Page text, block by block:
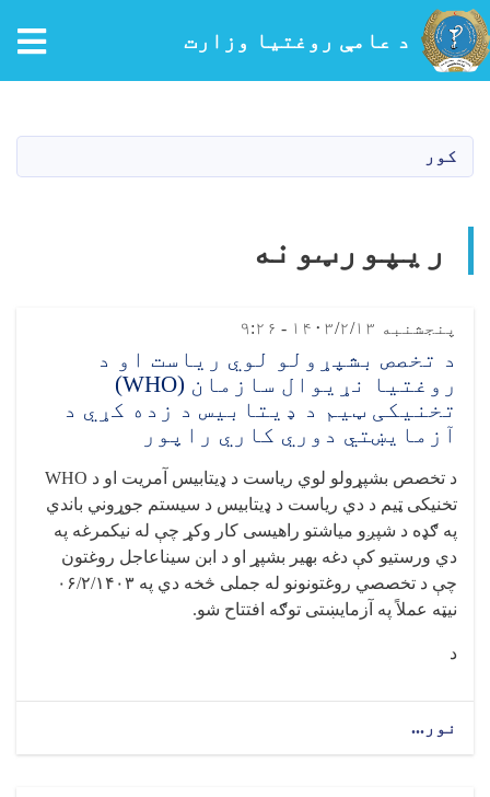
د عامې روغتیا وزارت
کور
ریپورټونه
پنجشنبه ۱۴۰۳/۲/۱۳ - ۹:۲۶
د تخصص بشپړولو لوي ریاست او د
روغتیا نړیوال سازمان (WHO)
تخنیکی ټیم د ډیتابیس د زده کړي د
آزمایښتي دوري کاري راپور
د تخصص بشپړولو لوي ریاست د ډیتابیس آمریت او د WHO
تخنیکی ټیم د دي ریاست د ډیتابیس د سیستم جوړوني باندي
په ګډه د شپږو میاشتو راهیسی کار وکړ چې له نیکمرغه په
دي ورستیو کې دغه بهیر بشپړ او د ابن سیناعاجل روغتون
چې د تخصصي روغتونونو له جملی څخه دي په ۰۶/۲/۱۴۰۳
نیټه عملاً په آزمایښتی توګه افتتاح شو.
د
نور...